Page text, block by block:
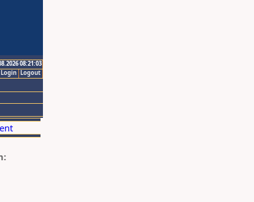
08:21:03
Logout
Login